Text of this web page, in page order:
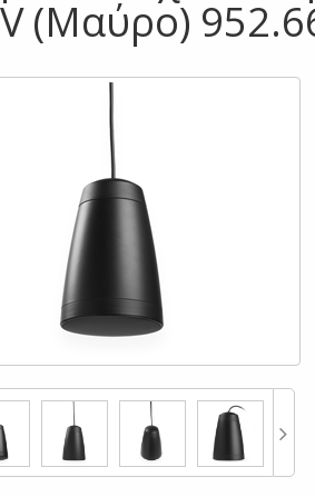
(Μαύρο)